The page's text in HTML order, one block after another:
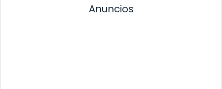
Anuncios